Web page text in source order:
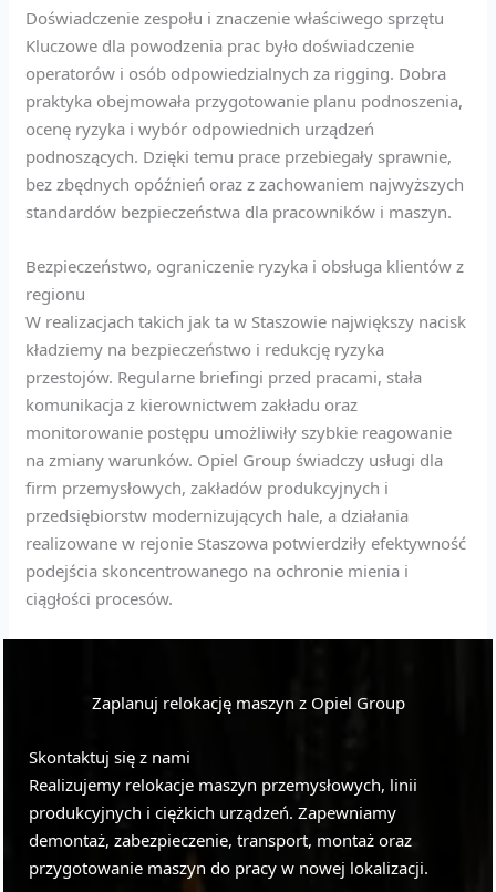
Doświadczenie zespołu i znaczenie właściwego sprzętu
Kluczowe dla powodzenia prac było doświadczenie
operatorów i osób odpowiedzialnych za rigging. Dobra
praktyka obejmowała przygotowanie planu podnoszenia,
ocenę ryzyka i wybór odpowiednich urządzeń
podnoszących. Dzięki temu prace przebiegały sprawnie,
bez zbędnych opóźnień oraz z zachowaniem najwyższych
standardów bezpieczeństwa dla pracowników i maszyn.
Bezpieczeństwo, ograniczenie ryzyka i obsługa klientów z
regionu
W realizacjach takich jak ta w Staszowie największy nacisk
kładziemy na bezpieczeństwo i redukcję ryzyka
przestojów. Regularne briefingi przed pracami, stała
komunikacja z kierownictwem zakładu oraz
monitorowanie postępu umożliwiły szybkie reagowanie
na zmiany warunków. Opiel Group świadczy usługi dla
firm przemysłowych, zakładów produkcyjnych i
przedsiębiorstw modernizujących hale, a działania
realizowane w rejonie Staszowa potwierdziły efektywność
podejścia skoncentrowanego na ochronie mienia i
ciągłości procesów.
Zaplanuj relokację maszyn z Opiel Group
Skontaktuj się z nami
Realizujemy relokacje maszyn przemysłowych, linii
produkcyjnych i ciężkich urządzeń. Zapewniamy
demontaż, zabezpieczenie, transport, montaż oraz
przygotowanie maszyn do pracy w nowej lokalizacji.